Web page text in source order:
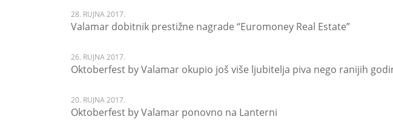
28. RUJNA 2017.
Valamar dobitnik prestižne nagrade “Euromoney Real Estate”
26. RUJNA 2017.
Oktoberfest by Valamar okupio još više ljubitelja piva nego ranijih
20. RUJNA 2017.
Oktoberfest by Valamar ponovno na Lanterni